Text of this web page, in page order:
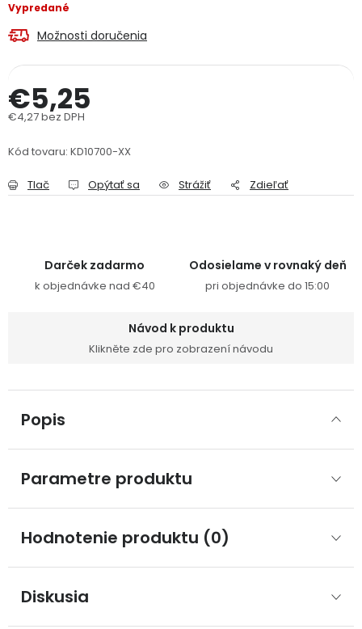
Reklamačný formulár
Vypredané
Možnosti doručenia
€5,25
€4,27 bez DPH
Kód tovaru: KD10700-XX
Tlač Opýtať sa Strážiť Zdieľať
Darček zadarmo
k objednávke nad €40
Odosielame v rovnaký deň
pri objednávke do 15:00
Návod k produktu
Klikněte zde pro zobrazení návodu
Popis
Parametre produktu
Hodnotenie produktu (0)
Diskusia